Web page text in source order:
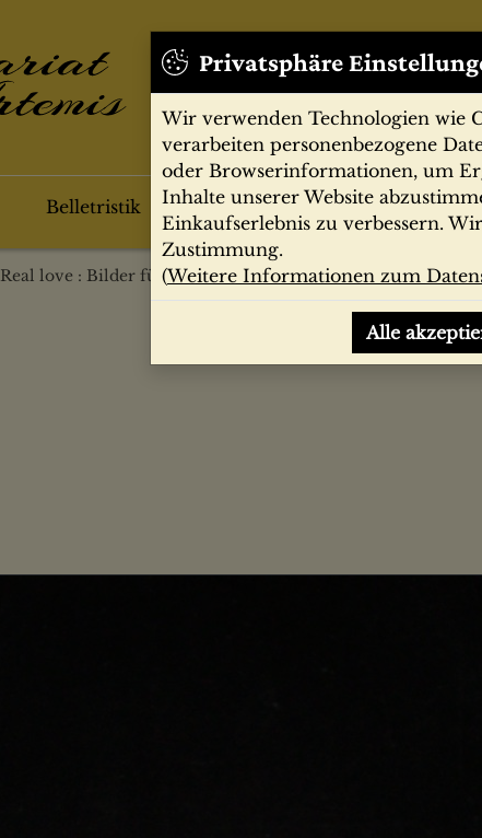
Privatsphäre
Wir verwenden Technologien wie
verarbeiten personenbezogene
oder Browserinformationen, um
Inhalte unserer Website
Einkaufserlebnis zu verbessern.
Zustimmung.
(Weitere Informationen zum
Alle
Belletristik Zeitschriften
Real love : Bilder für Sean / John Lennon. Mit einer Einl.